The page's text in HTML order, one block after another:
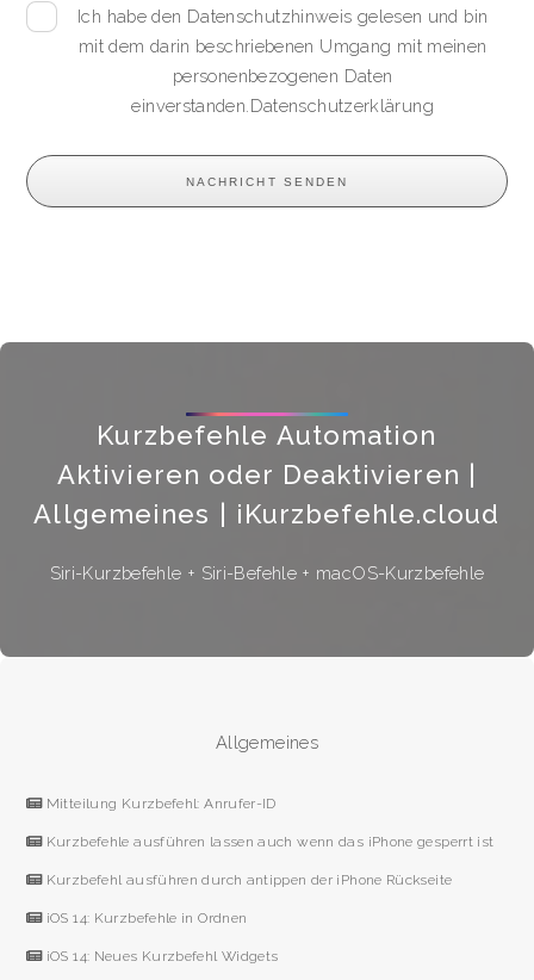
Ich habe den Datenschutzhinweis gelesen und bin
mit dem darin beschriebenen Umgang mit meinen
personenbezogenen Daten
einverstanden. Datenschutzerklärung
Kurzbefehle Automation
Aktivieren oder Deaktivieren |
Allgemeines | iKurzbefehle.cloud
Siri-Kurzbefehle + Siri-Befehle + macOS-Kurzbefehle
Allgemeines
Mitteilung Kurzbefehl: Anrufer-ID
Kurzbefehle ausführen lassen auch wenn das iPhone gesperrt ist
Kurzbefehl ausführen durch antippen der iPhone Rückseite
iOS 14: Kurzbefehle in Ordnen
iOS 14: Neues Kurzbefehl Widgets